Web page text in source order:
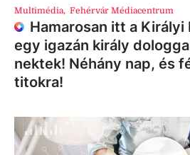
Multimédia, Fehérvár Médiacentrum
Hamarosan itt a Királyi
egy igazán király
nektek! Néhány nap, és
titokra!